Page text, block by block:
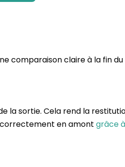
comparaison claire à la fin du
la sortie. Cela rend la
en amont grâce à